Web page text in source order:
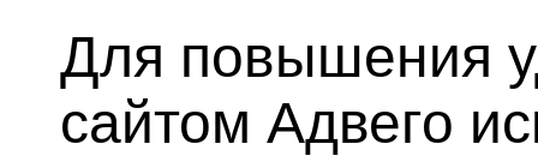
Для повышения
сайтом Адвего